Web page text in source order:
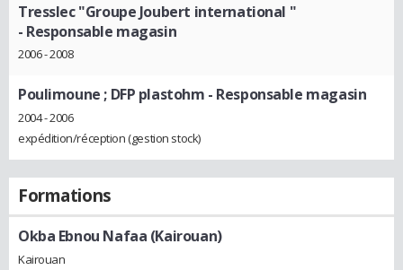
Tresslec "Groupe Joubert international "
- Responsable magasin
2006 - 2008
Poulimoune ; DFP plastohm - Responsable magasin
2004 - 2006
expédition/réception (gestion stock)
Formations
Okba Ebnou Nafaa (Kairouan)
Kairouan